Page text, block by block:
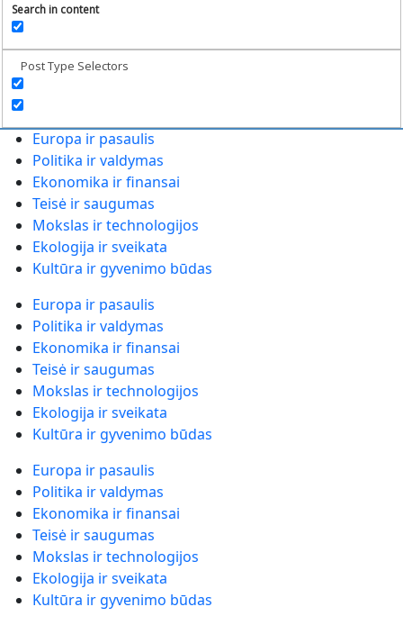
Search in content
Post Type Selectors
Europa ir pasaulis
Politika ir valdymas
Ekonomika ir finansai
Teisė ir saugumas
Mokslas ir technologijos
Ekologija ir sveikata
Kultūra ir gyvenimo būdas
Europa ir pasaulis
Politika ir valdymas
Ekonomika ir finansai
Teisė ir saugumas
Mokslas ir technologijos
Ekologija ir sveikata
Kultūra ir gyvenimo būdas
Europa ir pasaulis
Politika ir valdymas
Ekonomika ir finansai
Teisė ir saugumas
Mokslas ir technologijos
Ekologija ir sveikata
Kultūra ir gyvenimo būdas